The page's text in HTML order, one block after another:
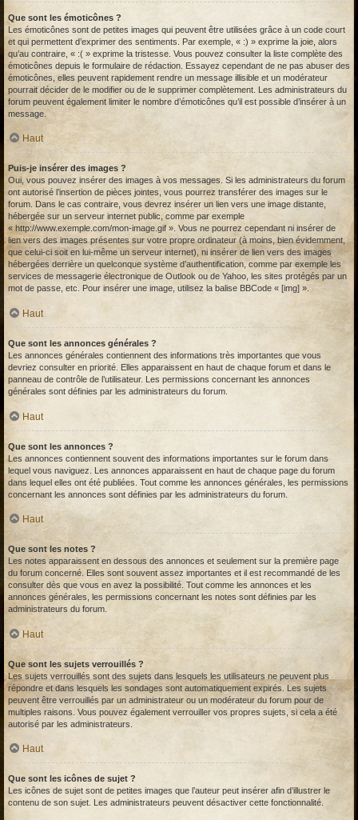
Que sont les émoticônes ?
Les émoticônes sont de petites images qui peuvent être utilisées grâce à un code court
et qui permettent d’exprimer des sentiments. Par exemple, « :) » exprime la joie, alors
qu’au contraire, « :( » exprime la tristesse. Vous pouvez consulter la liste complète des
émoticônes depuis le formulaire de rédaction. Essayez cependant de ne pas abuser des
émoticônes, elles peuvent rapidement rendre un message illisible et un modérateur
pourrait décider de le modifier ou de le supprimer complètement. Les administrateurs du
forum peuvent également limiter le nombre d’émoticônes qu’il est possible d’insérer à un
message.
Haut
Puis-je insérer des images ?
Oui, vous pouvez insérer des images à vos messages. Si les administrateurs du forum
ont autorisé l’insertion de pièces jointes, vous pourrez transférer des images sur le
forum. Dans le cas contraire, vous devrez insérer un lien vers une image distante,
hébergée sur un serveur internet public, comme par exemple
« http://www.exemple.com/mon-image.gif ». Vous ne pourrez cependant ni insérer de
lien vers des images présentes sur votre propre ordinateur (à moins, bien évidemment,
que celui-ci soit en lui-même un serveur internet), ni insérer de lien vers des images
hébergées derrière un quelconque système d’authentification, comme par exemple les
services de messagerie électronique de Outlook ou de Yahoo, les sites protégés par un
mot de passe, etc. Pour insérer une image, utilisez la balise BBCode « [img] ».
Haut
Que sont les annonces générales ?
Les annonces générales contiennent des informations très importantes que vous
devriez consulter en priorité. Elles apparaissent en haut de chaque forum et dans le
panneau de contrôle de l’utilisateur. Les permissions concernant les annonces
générales sont définies par les administrateurs du forum.
Haut
Que sont les annonces ?
Les annonces contiennent souvent des informations importantes sur le forum dans
lequel vous naviguez. Les annonces apparaissent en haut de chaque page du forum
dans lequel elles ont été publiées. Tout comme les annonces générales, les permissions
concernant les annonces sont définies par les administrateurs du forum.
Haut
Que sont les notes ?
Les notes apparaissent en dessous des annonces et seulement sur la première page
du forum concerné. Elles sont souvent assez importantes et il est recommandé de les
consulter dès que vous en avez la possibilité. Tout comme les annonces et les
annonces générales, les permissions concernant les notes sont définies par les
administrateurs du forum.
Haut
Que sont les sujets verrouillés ?
Les sujets verrouillés sont des sujets dans lesquels les utilisateurs ne peuvent plus
répondre et dans lesquels les sondages sont automatiquement expirés. Les sujets
peuvent être verrouillés par un administrateur ou un modérateur du forum pour de
multiples raisons. Vous pouvez également verrouiller vos propres sujets, si cela a été
autorisé par les administrateurs.
Haut
Que sont les icônes de sujet ?
Les icônes de sujet sont de petites images que l’auteur peut insérer afin d’illustrer le
contenu de son sujet. Les administrateurs peuvent désactiver cette fonctionnalité.